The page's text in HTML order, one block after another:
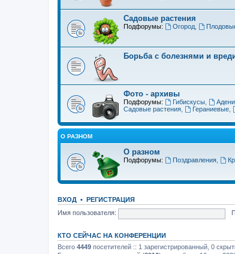
Садовые растения
Подфорумы: Огород,
Борьба с болезнями и
Фото - архивы
Подфорумы: Гибискусы,
Садовые растения
Гераниевые,
О РАЗНОМ
О разном
Подфорумы: Поздравления,
ВХОД • РЕГИСТРАЦИЯ
Имя пользователя:
КТО СЕЙЧАС НА КОНФЕРЕНЦИИ
Всего 4449 посетителей :: 1 зарегистрированный, 0